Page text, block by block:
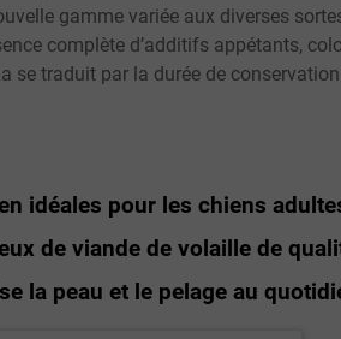
gamme variée aux diverses
complète d’additifs appétants,
se traduit par la durée de
idéales pour les chiens
de viande de volaille de
la peau et le pelage au